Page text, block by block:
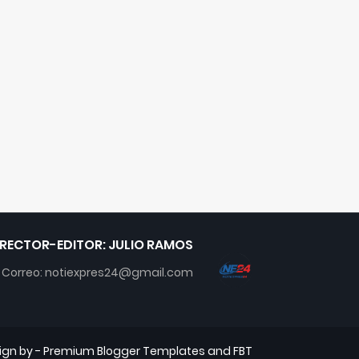
EDITOR: JULIO RAMOS
Correo: notiexpres24@gmail.com
by -Premium Blogger Templates and FBT